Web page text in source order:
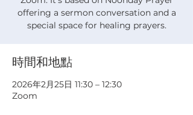
offering a sermon conversation and a
special space for healing prayers.
時間和地點
2026年2月25日 11:30 – 12:30
Zoom